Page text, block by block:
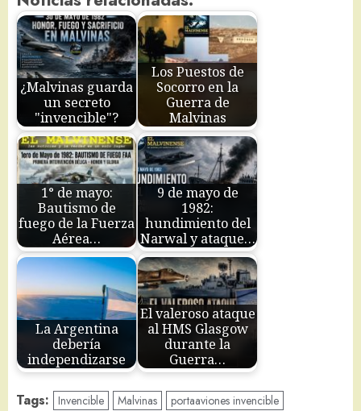
¿Malvinas guarda
un secreto
"invencible"?
Los Puestos de
Socorro en la
Guerra de
Malvinas
1° de mayo:
Bautismo de
fuego de la Fuerza
Aérea…
9 de mayo de
1982:
hundimiento del
Narwal y ataque…
La Argentina
debería
independizarse
El valeroso ataque
al HMS Glasgow
durante la
Guerra…
Tags: Invencible Malvinas portaaviones invencible